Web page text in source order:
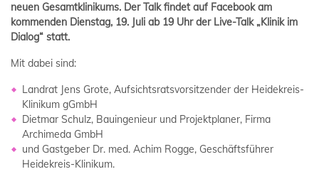
neuen Gesamtklinikums. Der Talk findet auf Facebook am
kommenden Dienstag, 19. Juli ab 19 Uhr der Live-Talk „Klinik im
Dialog“ statt.
Mit dabei sind:
Landrat Jens Grote, Aufsichtsratsvorsitzender der Heidekreis-
Klinikum gGmbH
Dietmar Schulz, Bauingenieur und Projektplaner, Firma
Archimeda GmbH
und Gastgeber Dr. med. Achim Rogge, Geschäftsführer
Heidekreis-Klinikum.